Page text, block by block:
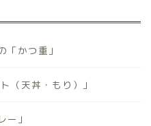
「かつ重」
（天丼・もり）」
ー」